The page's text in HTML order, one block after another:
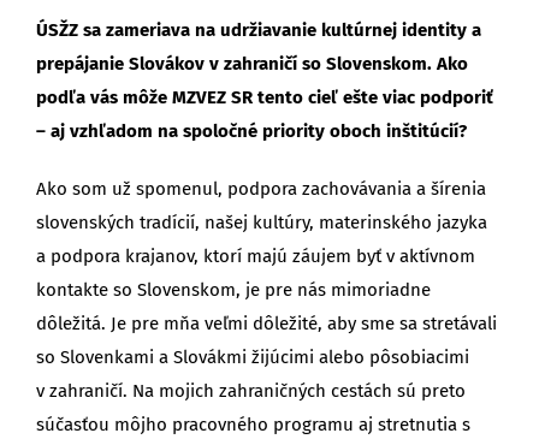
ÚSŽZ sa zameriava na udržiavanie kultúrnej identity a
prepájanie Slovákov v zahraničí so Slovenskom. Ako
podľa vás môže MZVEZ SR tento cieľ ešte viac podporiť
– aj vzhľadom na spoločné priority oboch inštitúcií?
Ako som už spomenul, podpora zachovávania a šírenia
slovenských tradícií, našej kultúry, materinského jazyka
a podpora krajanov, ktorí majú záujem byť v aktívnom
kontakte so Slovenskom, je pre nás mimoriadne
dôležitá. Je pre mňa veľmi dôležité, aby sme sa stretávali
so Slovenkami a Slovákmi žijúcimi alebo pôsobiacimi
v zahraničí. Na mojich zahraničných cestách sú preto
súčasťou môjho pracovného programu aj stretnutia s